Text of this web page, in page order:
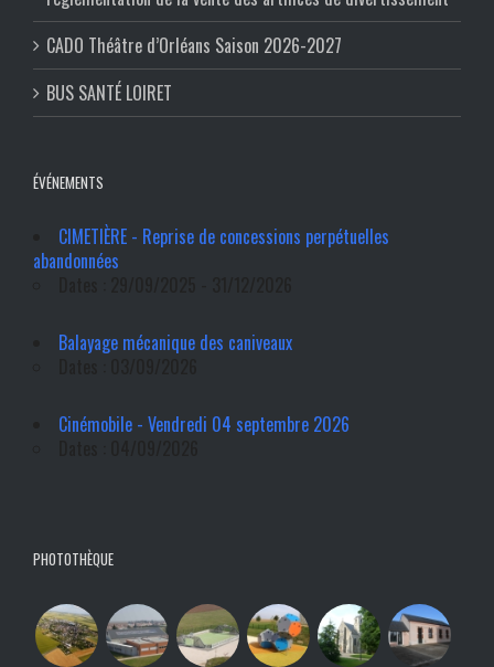
CADO Théâtre d’Orléans Saison 2026-2027
BUS SANTÉ LOIRET
ÉVÉNEMENTS
CIMETIÈRE - Reprise de concessions perpétuelles
abandonnées
Balayage mécanique des caniveaux
Cinémobile - Vendredi 04 septembre 2026
PHOTOTHÈQUE